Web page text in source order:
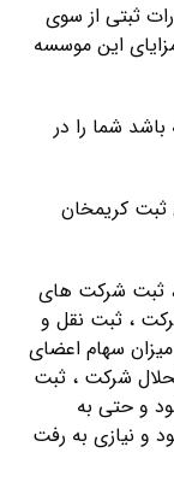
ثبتی از سوی
این موسسه
شما را در
ثبت کریمخان
ثبت شرکت های
، ثبت نقل و
سهام اعضای
شرکت ، ثبت
و حتی به
و نیازی به رفت